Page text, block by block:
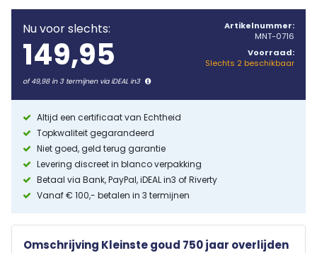
Nu voor slechts:
149,95
of 49,98 in 3 termijnen via iDEAL in3
Artikelnummer:
MNT-0716
Voorraad:
Slechts 2 beschikbaar
Altijd een certificaat van Echtheid
Topkwaliteit gegarandeerd
Niet goed, geld terug garantie
Levering discreet in blanco verpakking
Betaal via Bank, PayPal, iDEAL in3 of Riverty
Vanaf € 100,- betalen in 3 termijnen
Omschrijving Kleinste goud 750 jaar overlijden